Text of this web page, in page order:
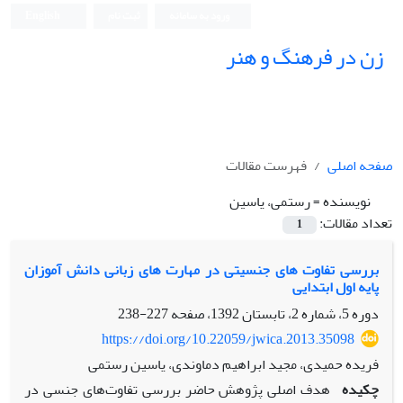
زن در فرهنگ و هنر
صفحه اصلی
فهرست مقالات
نویسنده =رستمی، یاسین
تعداد مقالات:
1
بررسی تفاوت های جنسیتی در مهارت های زبانی دانش آموزان
پایه اول ابتدایی
دوره 5، شماره 2، تابستان 1392، صفحه
227-238
https://doi.org/10.22059/jwica.2013.35098
فریده حمیدی، مجید ابراهیم دماوندی، یاسین رستمی
چکیده هدف اصلی پژوهش حاضر بررسی تفاوت‌های جنسی در